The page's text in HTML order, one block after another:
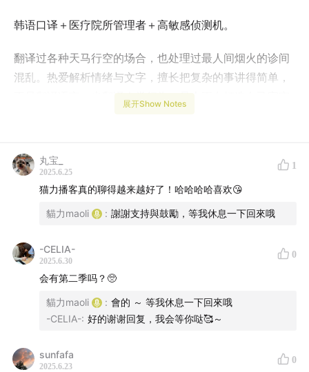
韩语口译＋医疗院所管理者＋高敏感侦测机。
翻译过各种天马行空的场合，也处理过最人间烟火的诊间
混乱。热爱解析情绪与文字，擅长把复杂的事讲得简单，
不只翻译语言，也翻译人类行为，是个正在打造自己宇宙
Katie像是我小时候吃的那种彩色的跳跳糖，她一出现整个
聊，笑声不断。
我很难从一个职业标签定义她，所以我们干脆从她的女校
的高中时期开始聊起。聊她翘课、追星、学韩文，还有荣
听她分享这二十年的人生转弯，我忽然觉得—这个曾经拼
命追星的女孩，自己早就变成了一颗闪闪发亮的星星。
展开Show Notes
丸宝_
2025.6.25
1
猫力播客真的聊得越来越好了！哈哈哈哈喜欢😘
貓力maoli : 謝謝支持與鼓勵，等我休息一下回來哦
-CELIA-
2025.6.30
0
会有第二季吗？🥺
貓力maoli : 會的 ～ 等我休息一下回來哦
-CELIA-: 好的谢谢回复，我会等你哒🥰～
sunfafa
2025.6.23
0